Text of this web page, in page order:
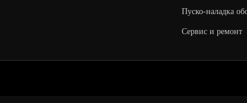
Пуско-наладка
Сервис и ремонт